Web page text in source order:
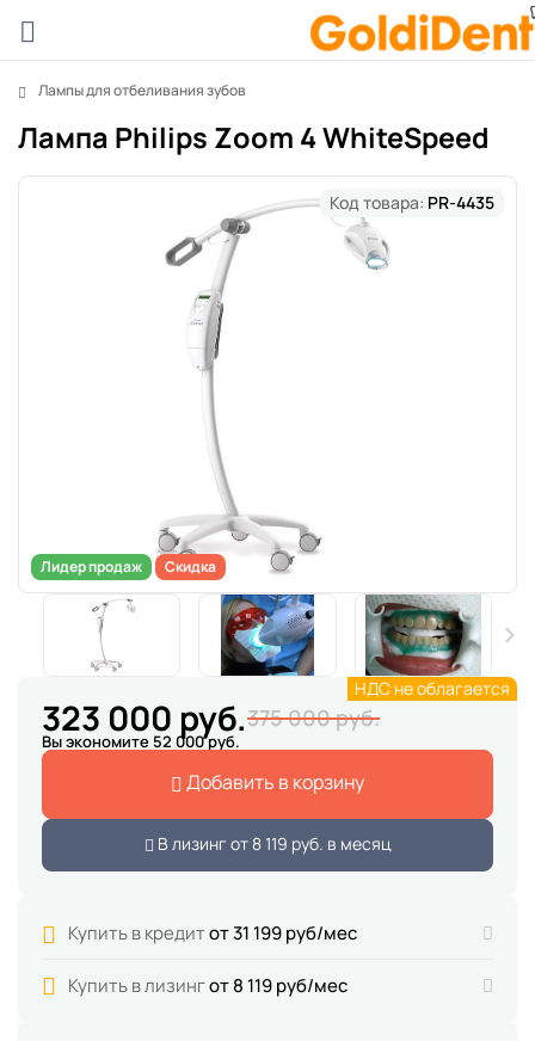
Лампы для отбеливания зубов
Лампа Philips Zoom 4 WhiteSpeed
Лидер продаж Скидка
Код товара: PR-4435
323 000 руб.375 000 руб.
Вы экономите 52 000 руб.
Добавить в корзину
В лизинг от 8 119 руб. в месяц
НДС не облагается
Купить в кредитот 31 199 руб/мес
Купить в лизингот 8 119 руб/мес